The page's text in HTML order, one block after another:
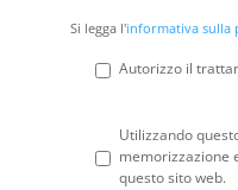
Si
legga
l'informativa
Si legga l'informativa sulla
Autorizzo il
Privacy *
Utilizzando
memorizzazione
questo sito web.